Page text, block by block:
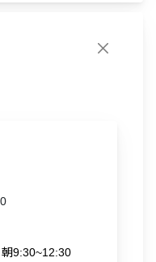
朝9:30~12:30